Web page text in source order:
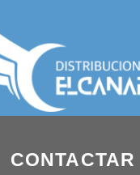
CONTACTAR